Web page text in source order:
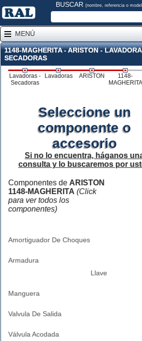
BUSCAR (nombre, referencia o
MENÚ
1148-MAGHERITA - ARISTON -
SECADORAS
Lavadoras -
Secadoras
Lavadoras ARISTON
1148-
MAGHERITA
Seleccione un
componente o
accesorio
Si no lo encuentra, háganos
consulta y lo buscaremos por
Componentes de ARISTON
1148-MAGHERITA (Click
para ver todos los
componentes)
Amortiguador De Choques
Armadura
Llave
Manguera
Valvula De Salida
Válvula Acodada